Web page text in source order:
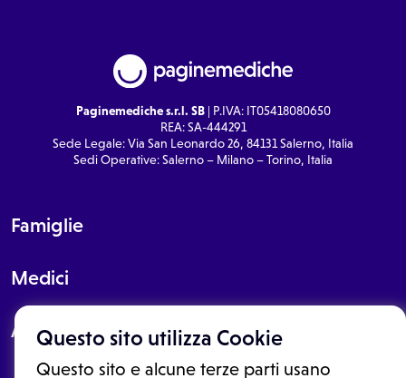
Questo sito utilizza Cookie
Questo sito e alcune terze parti usano
Paginemediche s.r.l. SB| P.IVA: IT05418080650
REA: SA-444291
Sede Legale: Via San Leonardo 26, 84131 Salerno, Italia
Sedi Operative: Salerno – Milano – Torino, Italia
Famiglie
Medici
About